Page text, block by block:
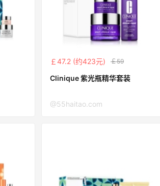
￡47.2 (约423元) ￡59
Clinique 紫光瓶精华套装
@55haitao.com
柏瑞美黑瓶和白瓶哪个好用？混油皮选了
08月05日
在线等！